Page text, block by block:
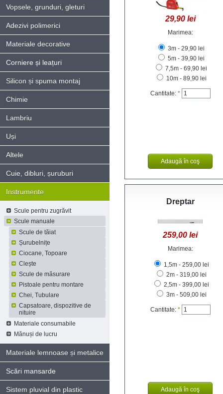
Vopsele, grunduri, gleturi
Adezivi polimerici
Materiale decorative
Corniere și leațuri
Silicon și spuma montaj
Chimie
Lambriu
Uși
Altele
Cuie, dibluri, șuruburi
Instrumente
Scule pentru zugrăvit
Scule manuale
Scule de tăiat
Șurubelnițe
Ciocane, Topoare
Clește
Scule de măsurare
Pistoale pentru montare
Chei, Tubulare
Capsatoare, dispozitive de
nituire
Materiale consumabile
Mănuși de lucru
Materiale lemnoase și metalice
Scări mansarde
Sistem pluvial din plastic
29,90 lei
Marimea:
3m - 29,90 lei
5m - 39,90 lei
7,5m - 69,90 lei
10m - 89,90 lei
Cantitate: *
Dreptar
259,00 lei
Marimea:
1,5m - 259,00 lei
2m - 319,00 lei
2,5m - 399,00 lei
3m - 509,00 lei
Cantitate: *